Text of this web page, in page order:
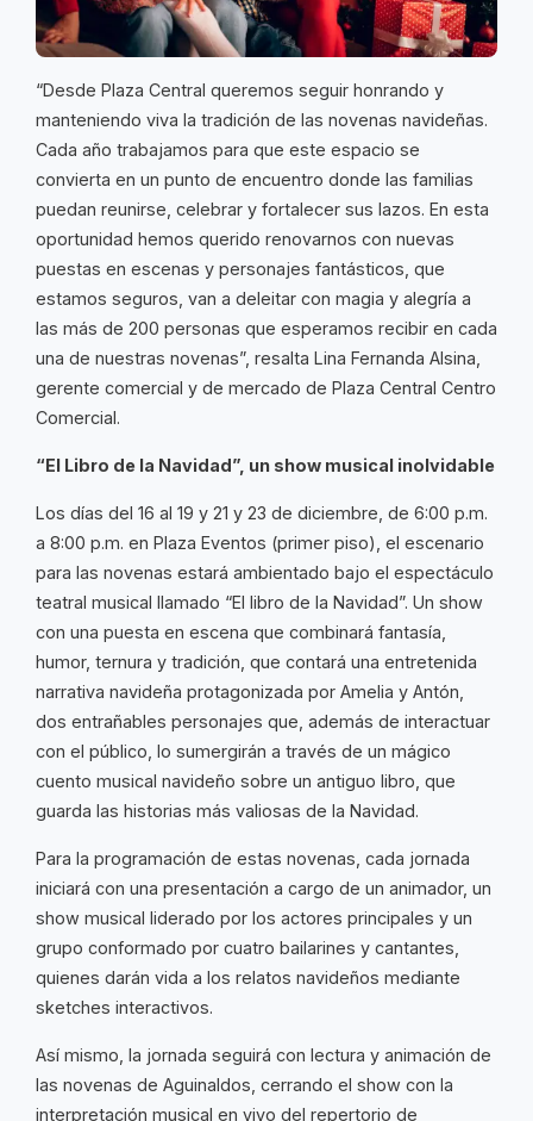
“Desde Plaza Central queremos seguir honrando y
manteniendo viva la tradición de las novenas navideñas.
Cada año trabajamos para que este espacio se
convierta en un punto de encuentro donde las familias
puedan reunirse, celebrar y fortalecer sus lazos. En esta
oportunidad hemos querido renovarnos con nuevas
puestas en escenas y personajes fantásticos, que
estamos seguros, van a deleitar con magia y alegría a
las más de 200 personas que esperamos recibir en cada
una de nuestras novenas”, resalta Lina Fernanda Alsina,
gerente comercial y de mercado de Plaza Central Centro
Comercial.
“El Libro de la Navidad”, un show musical inolvidable
Los días del 16 al 19 y 21 y 23 de diciembre, de 6:00 p.m.
a 8:00 p.m. en Plaza Eventos (primer piso), el escenario
para las novenas estará ambientado bajo el espectáculo
teatral musical llamado “El libro de la Navidad”. Un show
con una puesta en escena que combinará fantasía,
humor, ternura y tradición, que contará una entretenida
narrativa navideña protagonizada por Amelia y Antón,
dos entrañables personajes que, además de interactuar
con el público, lo sumergirán a través de un mágico
cuento musical navideño sobre un antiguo libro, que
guarda las historias más valiosas de la Navidad.
Para la programación de estas novenas, cada jornada
iniciará con una presentación a cargo de un animador, un
show musical liderado por los actores principales y un
grupo conformado por cuatro bailarines y cantantes,
quienes darán vida a los relatos navideños mediante
sketches interactivos.
Así mismo, la jornada seguirá con lectura y animación de
las novenas de Aguinaldos, cerrando el show con la
interpretación musical en vivo del repertorio de